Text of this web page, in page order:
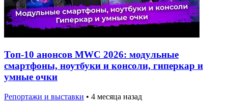
Топ-10 анонсов MWC 2026: модульные
смартфоны, ноутбуки и консоли, гиперкар и
умные очки
Репортажи и выставки • 4 месяца назад